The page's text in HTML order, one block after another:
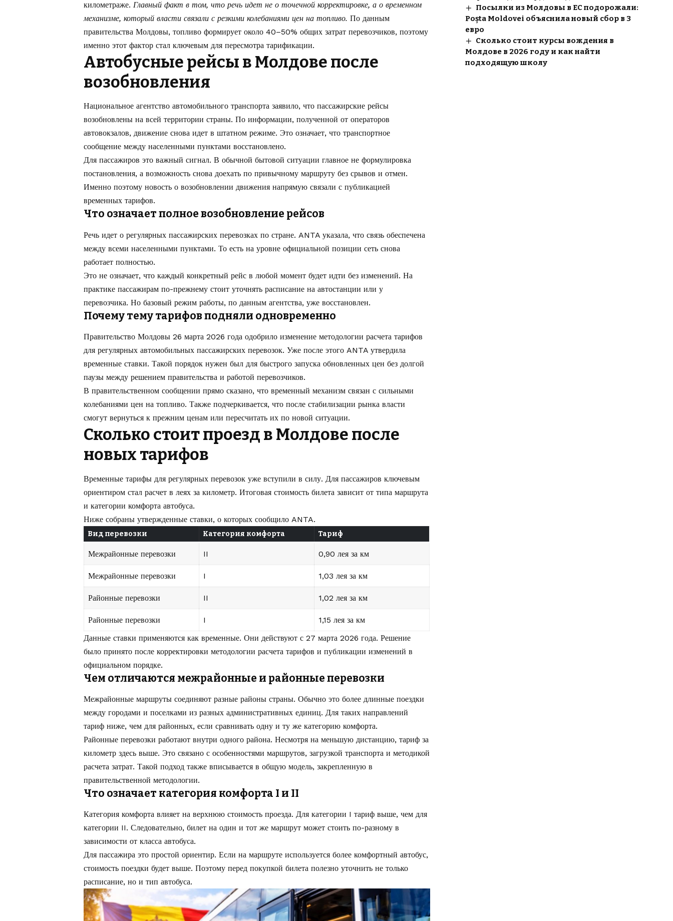
километраже. Главный факт в том, что речь идет не о точечной корректировке, а о временном
механизме, который власти связали с резкими колебаниями цен на топливо. По данным
правительства Молдовы, топливо формирует около 40–50% общих затрат перевозчиков, поэтому
именно этот фактор стал ключевым для пересмотра тарификации.
Автобусные рейсы в Молдове после
возобновления
Национальное агентство автомобильного транспорта заявило, что пассажирские рейсы
возобновлены на всей территории страны. По информации, полученной от операторов
автовокзалов, движение снова идет в штатном режиме. Это означает, что транспортное
сообщение между населенными пунктами восстановлено.
Для пассажиров это важный сигнал. В обычной бытовой ситуации главное не формулировка
постановления, а возможность снова доехать по привычному маршруту без срывов и отмен.
Именно поэтому новость о возобновлении движения напрямую связали с публикацией
временных тарифов.
Что означает полное возобновление рейсов
Речь идет о регулярных пассажирских перевозках по стране. ANTA указала, что связь обеспечена
между всеми населенными пунктами. То есть на уровне официальной позиции сеть снова
работает полностью.
Это не означает, что каждый конкретный рейс в любой момент будет идти без изменений. На
практике пассажирам по-прежнему стоит уточнять расписание на автостанции или у
перевозчика. Но базовый режим работы, по данным агентства, уже восстановлен.
Почему тему тарифов подняли одновременно
Правительство Молдовы 26 марта 2026 года одобрило изменение методологии расчета тарифов
для регулярных автомобильных пассажирских перевозок. Уже после этого ANTA утвердила
временные ставки. Такой порядок нужен был для быстрого запуска обновленных цен без долгой
паузы между решением правительства и работой перевозчиков.
В правительственном сообщении прямо сказано, что временный механизм связан с сильными
колебаниями цен на топливо. Также подчеркивается, что после стабилизации рынка власти
смогут вернуться к прежним ценам или пересчитать их по новой ситуации.
Сколько стоит проезд в Молдове после
новых тарифов
Временные тарифы для регулярных перевозок уже вступили в силу. Для пассажиров ключевым
ориентиром стал расчет в леях за километр. Итоговая стоимость билета зависит от типа маршрута
и категории комфорта автобуса.
Ниже собраны утвержденные ставки, о которых сообщило ANTA.
Вид перевозки Категория комфорта Тариф
Межрайонные перевозки II 0,90 лея за км
Межрайонные перевозки I 1,03 лея за км
Районные перевозки II 1,02 лея за км
Районные перевозки I
1,15 лея за км
Данные ставки применяются как временные. Они действуют с 27 марта 2026 года. Решение
было принято после корректировки методологии расчета тарифов и публикации изменений в
официальном порядке.
Чем отличаются межрайонные и районные перевозки
Межрайонные маршруты соединяют разные районы страны. Обычно это более длинные поездки
между городами и поселками из разных административных единиц. Для таких направлений
тариф ниже, чем для районных, если сравнивать одну и ту же категорию комфорта.
Районные перевозки работают внутри одного района. Несмотря на меньшую дистанцию, тариф за
километр здесь выше. Это связано с особенностями маршрутов, загрузкой транспорта и методикой
расчета затрат. Такой подход также вписывается в общую модель, закрепленную в
правительственной методологии.
Что означает категория комфорта I и II
Категория комфорта влияет на верхнюю стоимость проезда. Для категории I тариф выше, чем для
категории II. Следовательно, билет на один и тот же маршрут может стоить по-разному в
зависимости от класса автобуса.
Для пассажира это простой ориентир. Если на маршруте используется более комфортный автобус,
стоимость поездки будет выше. Поэтому перед покупкой билета полезно уточнить не только
расписание, но и тип автобуса.
Посылки из Молдовы в ЕС подорожали:
Poșta Moldovei объяснила новый сбор в 3
евро
Сколько стоит курсы вождения в
Молдове в 2026 году и как найти
подходящую школу